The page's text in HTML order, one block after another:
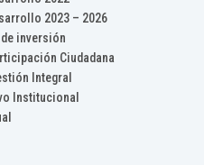
2023 – 2026
inversión
Ciudadana
Integral
Institucional